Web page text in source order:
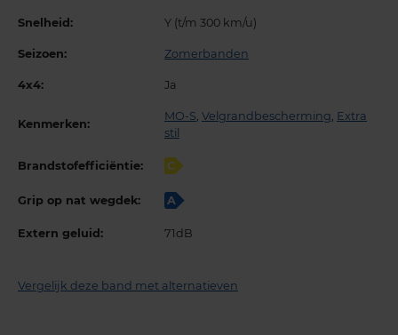
Snelheid: Y (t/m 300 km/u)
Seizoen: Zomerbanden
4x4: Ja
Kenmerken:
MO-S, Velgrandbescherming, Extra
stil
Brandstofefficiëntie: C
Grip op nat wegdek: A
Extern geluid: 71dB
Vergelijk deze band met alternatieven